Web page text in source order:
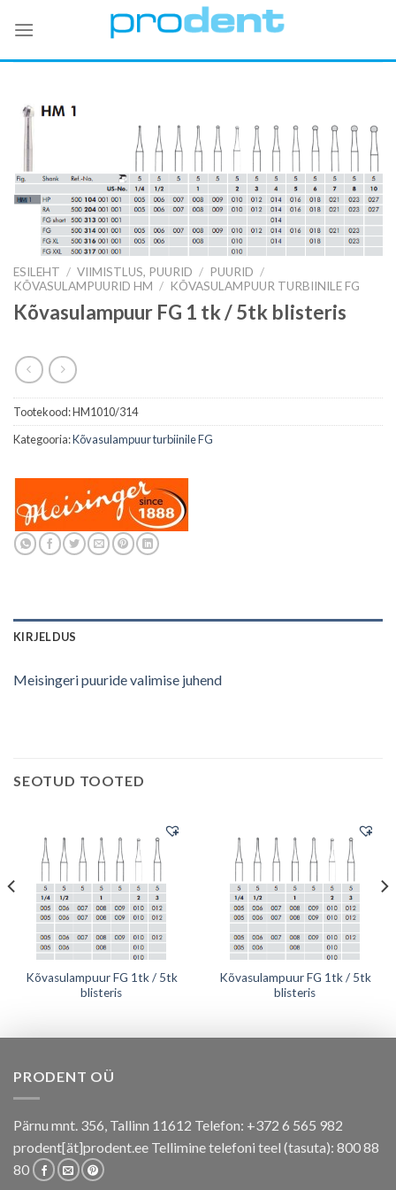
ESILEHT / VIIMISTLUS, PUURID / PUURID /
KÕVASULAMPUURID HM / KÕVASULAMPUUR TURBIINILE FG
Kõvasulampuur FG 1 tk / 5tk blisteris
Tootekood:HM1010/314
Kategooria:Kõvasulampuur turbiinile FG
KIRJELDUS
Meisingeri puuride valimise juhend
SEOTUD TOOTED
Kõvasulampuur FG 1tk / 5tk
blisteris
Kõvasulampuur FG 1tk / 5tk
blisteris
PRODENT OÜ
Pärnu mnt. 356, Tallinn 11612 Telefon: +372 6 565 982
prodent[ät]prodent.ee Tellimine telefoni teel (tasuta): 800 88
80